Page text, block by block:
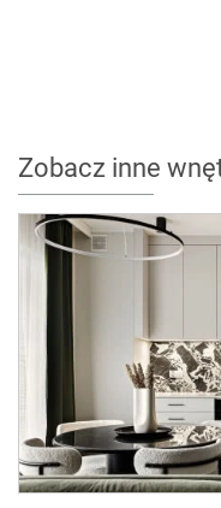
Zobacz inne